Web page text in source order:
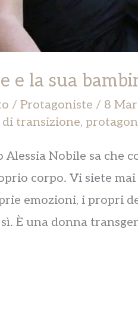
e la sua
/ Protagoniste / 8
transizione,
Alessia Nobile sa che
corpo. Vi siete
emozioni, i propri
È una donna